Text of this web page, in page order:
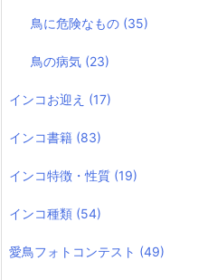
鳥に危険なもの (35)
鳥の病気 (23)
インコお迎え (17)
インコ書籍 (83)
インコ特徴・性質 (19)
インコ種類 (54)
愛鳥フォトコンテスト (49)